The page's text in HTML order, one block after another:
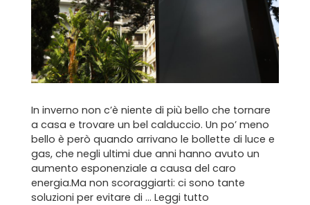
In inverno non c’è niente di più bello che tornare
a casa e trovare un bel calduccio. Un po’ meno
bello è però quando arrivano le bollette di luce e
gas, che negli ultimi due anni hanno avuto un
aumento esponenziale a causa del caro
energia.Ma non scoraggiarti: ci sono tante
soluzioni per evitare di … Leggi tutto